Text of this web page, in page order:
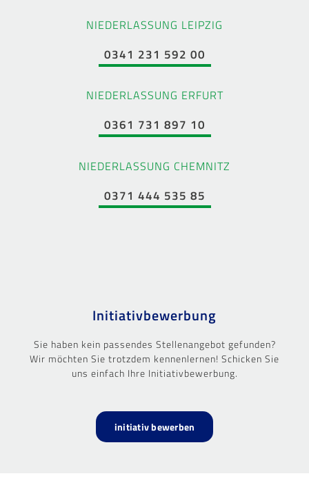
NIEDERLASSUNG LEIPZIG
0341 231 592 00
NIEDERLASSUNG ERFURT
0361 731 897 10
NIEDERLASSUNG CHEMNITZ
0371 444 535 85
Initiativbewerbung
Sie haben kein passendes Stellenangebot gefunden?
Wir möchten Sie trotzdem kennenlernen! Schicken Sie
uns einfach Ihre Initiativbewerbung.
initiativ bewerben